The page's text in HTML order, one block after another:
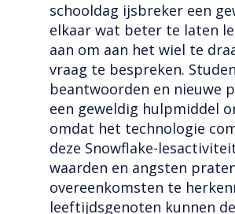
schooldag ijsbreker een
elkaar wat beter te laten
aan om aan het wiel te
vraag te bespreken.
beantwoorden en nieuwe
een geweldig hulpmiddel
omdat het technologie
deze Snowflake-
waarden en angsten
overeenkomsten te
leeftijdsgenoten kunnen